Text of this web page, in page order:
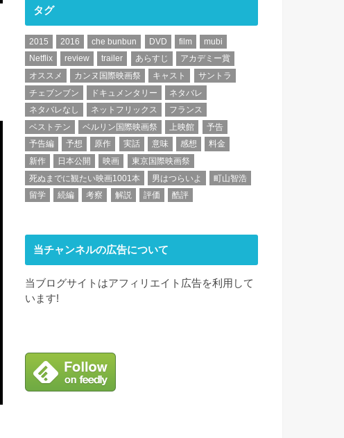
タグ
2015 2016 che bunbun DVD film
mubi
Netflix
review trailer あらすじ
アカデミー賞
オススメ
カンヌ国際映画祭 キャスト
サントラ
チェブンブン
ドキュメンタリー
ネタバレ
ネタバレなし
ネットフリックス
フランス
ベストテン
ベルリン国際映画祭 上映館
予告
予告編
予想 原作 実話 意味 感想
料金
新作
日本公開 映画
東京国際映画祭
死ぬまでに観たい映画1001本
男はつらいよ
町山智浩
留学
続編 考察 解説 評価 酷評
当チャンネルの広告について
当ブログサイトはアフィリエイト広告を利用して
います!